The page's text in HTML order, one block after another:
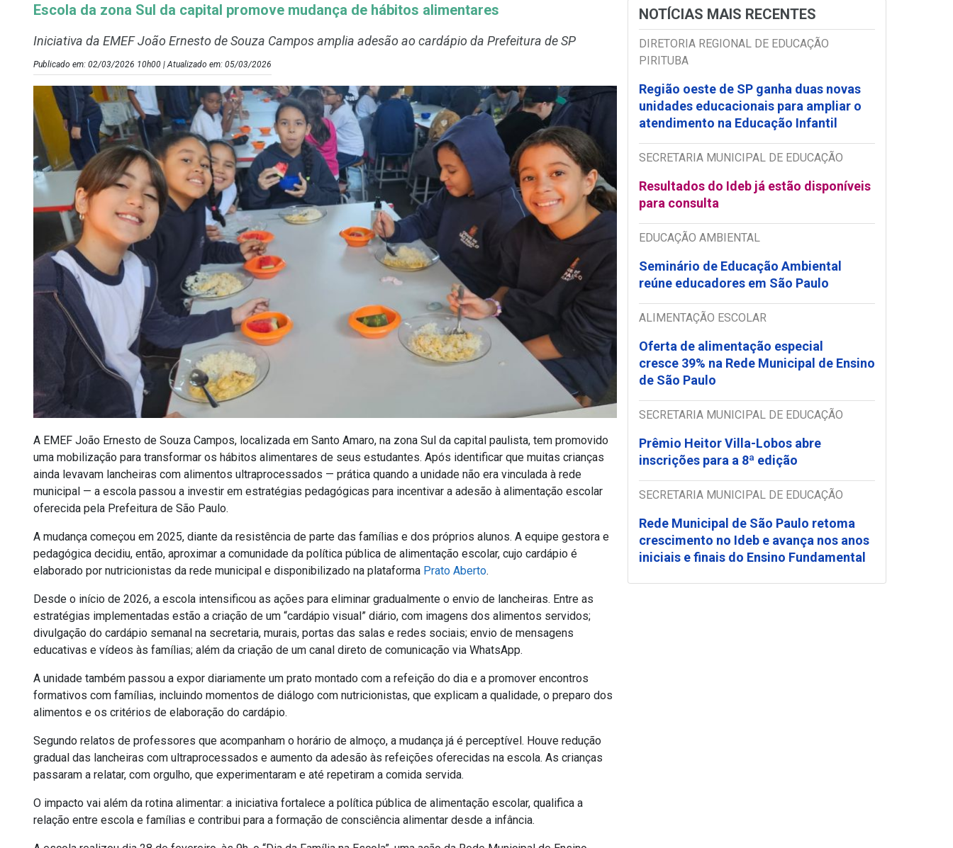
Escola da zona Sul da capital promove mudança de hábitos alimentares
Iniciativa da EMEF João Ernesto de Souza Campos amplia adesão ao cardápio da Prefeitura de SP
Publicado em: 02/03/2026 10h00 | Atualizado em: 05/03/2026
A EMEF João Ernesto de Souza Campos, localizada em Santo Amaro, na zona Sul da capital paulista, tem promovido
uma mobilização para transformar os hábitos alimentares de seus estudantes. Após identificar que muitas crianças
ainda levavam lancheiras com alimentos ultraprocessados — prática quando a unidade não era vinculada à rede
municipal — a escola passou a investir em estratégias pedagógicas para incentivar a adesão à alimentação escolar
oferecida pela Prefeitura de São Paulo.
A mudança começou em 2025, diante da resistência de parte das famílias e dos próprios alunos. A equipe gestora e
pedagógica decidiu, então, aproximar a comunidade da política pública de alimentação escolar, cujo cardápio é
elaborado por nutricionistas da rede municipal e disponibilizado na plataforma Prato Aberto.
Desde o início de 2026, a escola intensificou as ações para eliminar gradualmente o envio de lancheiras. Entre as
estratégias implementadas estão a criação de um “cardápio visual” diário, com imagens dos alimentos servidos;
divulgação do cardápio semanal na secretaria, murais, portas das salas e redes sociais; envio de mensagens
educativas e vídeos às famílias; além da criação de um canal direto de comunicação via WhatsApp.
A unidade também passou a expor diariamente um prato montado com a refeição do dia e a promover encontros
formativos com famílias, incluindo momentos de diálogo com nutricionistas, que explicam a qualidade, o preparo dos
alimentos e os critérios de elaboração do cardápio.
Segundo relatos de professores que acompanham o horário de almoço, a mudança já é perceptível. Houve redução
gradual das lancheiras com ultraprocessados e aumento da adesão às refeições oferecidas na escola. As crianças
passaram a relatar, com orgulho, que experimentaram e até repetiram a comida servida.
O impacto vai além da rotina alimentar: a iniciativa fortalece a política pública de alimentação escolar, qualifica a
relação entre escola e famílias e contribui para a formação de consciência alimentar desde a infância.
NOTÍCIAS MAIS RECENTES
DIRETORIA REGIONAL DE EDUCAÇÃO
PIRITUBA
Região oeste de SP ganha duas novas
unidades educacionais para ampliar o
atendimento na Educação Infantil
SECRETARIA MUNICIPAL DE EDUCAÇÃO
Resultados do Ideb já estão disponíveis
para consulta
EDUCAÇÃO AMBIENTAL
Seminário de Educação Ambiental
reúne educadores em São Paulo
ALIMENTAÇÃO ESCOLAR
Oferta de alimentação especial
cresce 39% na Rede Municipal de Ensino
de São Paulo
SECRETARIA MUNICIPAL DE EDUCAÇÃO
Prêmio Heitor Villa-Lobos abre
inscrições para a 8ª edição
SECRETARIA MUNICIPAL DE EDUCAÇÃO
Rede Municipal de São Paulo retoma
crescimento no Ideb e avança nos anos
iniciais e finais do Ensino Fundamental